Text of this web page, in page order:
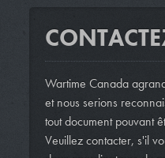
Wartime Canada
et nous serions
tout document pouvant
Veuillez contacter, s'il